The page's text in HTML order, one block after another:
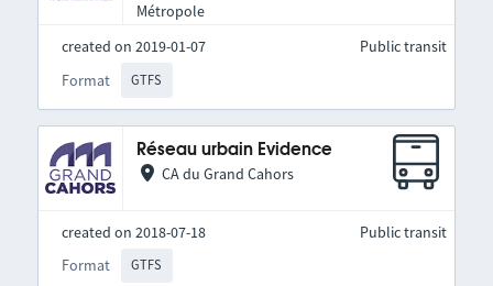
Métropole
created on 2019-01-07
Format
GTFS
Public transit
Réseau urbain Evidence
CA du Grand Cahors
created on 2018-07-18
Format
GTFS
Public transit